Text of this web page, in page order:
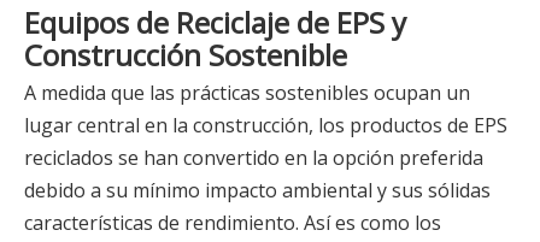
Equipos de Reciclaje de EPS y
Construcción Sostenible
A medida que las prácticas sostenibles ocupan un
lugar central en la construcción, los productos de EPS
reciclados se han convertido en la opción preferida
debido a su mínimo impacto ambiental y sus sólidas
características de rendimiento. Así es como los